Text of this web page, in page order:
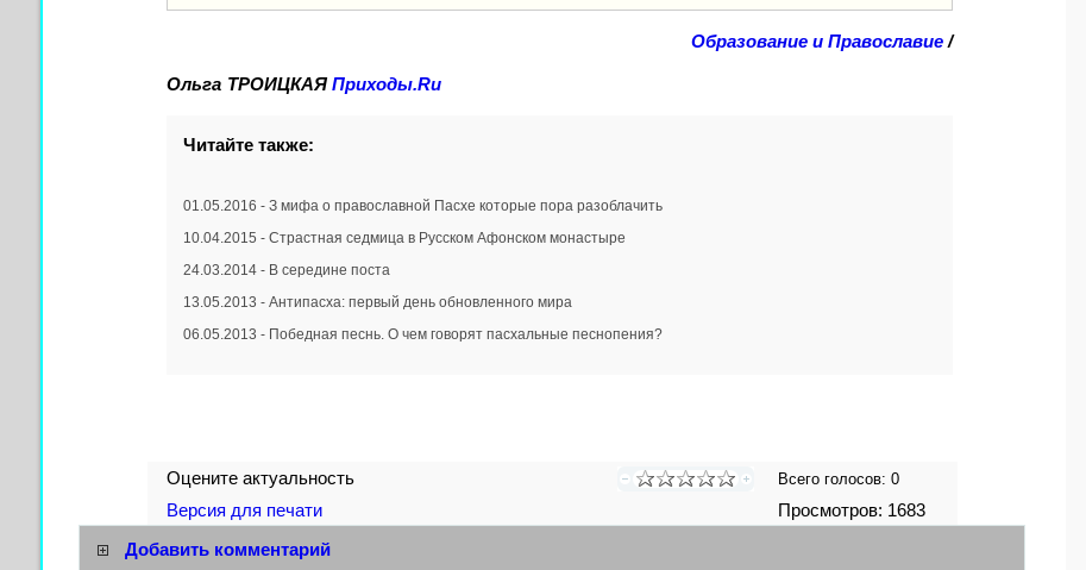
Образование и Православие/
Ольга ТРОИЦКАЯ Приходы.Ru
Читайте также:
01.05.2016 - З мифа о православной Пасхе которые пора разоблачить
10.04.2015 - Страстная cедмица в Русском Афонском монастыре
24.03.2014 - В середине поста
13.05.2013 - Антипасха: первый день обновленного мира
06.05.2013 - Победная песнь. О чем говорят пасхальные песнопения?
Оцените актуальность Всего голосов: 0
Версия для печати Просмотров: 1683
Добавить комментарий